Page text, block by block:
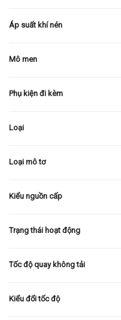
Áp suất khí nén
Mô men
Phụ kiện đi kèm
Loại
Loại mô tơ
Kiểu nguồn cấp
Trạng thái hoạt động
Tốc độ quay không tải
Kiểu đổi tốc độ